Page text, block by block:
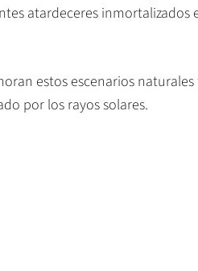
atardeceres inmortalizados
estos escenarios
por los rayos solares.